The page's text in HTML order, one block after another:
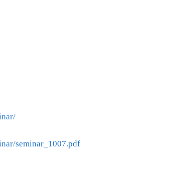
seminar_1007.pdf